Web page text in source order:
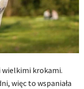
wielkimi krokami.
więc to wspaniała